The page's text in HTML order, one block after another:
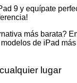
9 y equípate
más barata?
de iPad
lugar